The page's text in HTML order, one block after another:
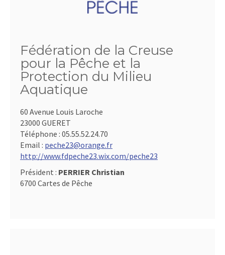
Fédération de la Creuse
pour la Pêche et la
Protection du Milieu
Aquatique
60 Avenue Louis Laroche
23000 GUERET
Téléphone : 05.55.52.24.70
Email : peche23@orange.fr
http://www.fdpeche23.wix.com/peche23
Président : PERRIER Christian
6700 Cartes de Pêche